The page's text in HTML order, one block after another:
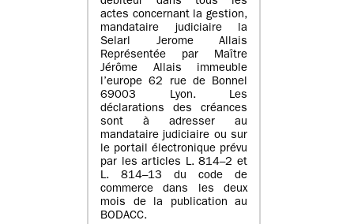
actes concernant la gestion,
mandataire judiciaire la
Selarl Jerome Allais
Représentée par Maître
Jérôme Allais immeuble
l’europe 62 rue de Bonnel
69003 Lyon. Les
déclarations des créances
sont à adresser au
mandataire judiciaire ou sur
le portail électronique prévu
par les articles L. 814–2 et
L. 814–13 du code de
commerce dans les deux
mois de la publication au
BODACC.